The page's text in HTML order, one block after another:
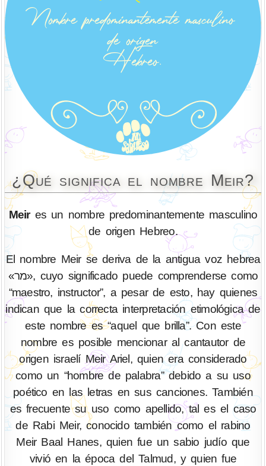
¿Qué significa el nombre Meir?
Meires un nombre predominantemente masculino
de origen Hebreo.
El nombre Meir se deriva de la antigua voz hebrea
«מר», cuyo significado puede comprenderse como
“maestro, instructor”, a pesar de esto, hay quienes
indican que la correcta interpretación etimológica de
este nombre es “aquel que brilla”. Con este
nombre es posible mencionar al cantautor de
origen israelí Meir Ariel, quien era considerado
como un “hombre de palabra” debido a su uso
poético en las letras en sus canciones. También
es frecuente su uso como apellido, tal es el caso
de Rabi Meir, conocido también como el rabino
Meir Baal Hanes, quien fue un sabio judío que
vivió en la época del Talmud, y quien fue